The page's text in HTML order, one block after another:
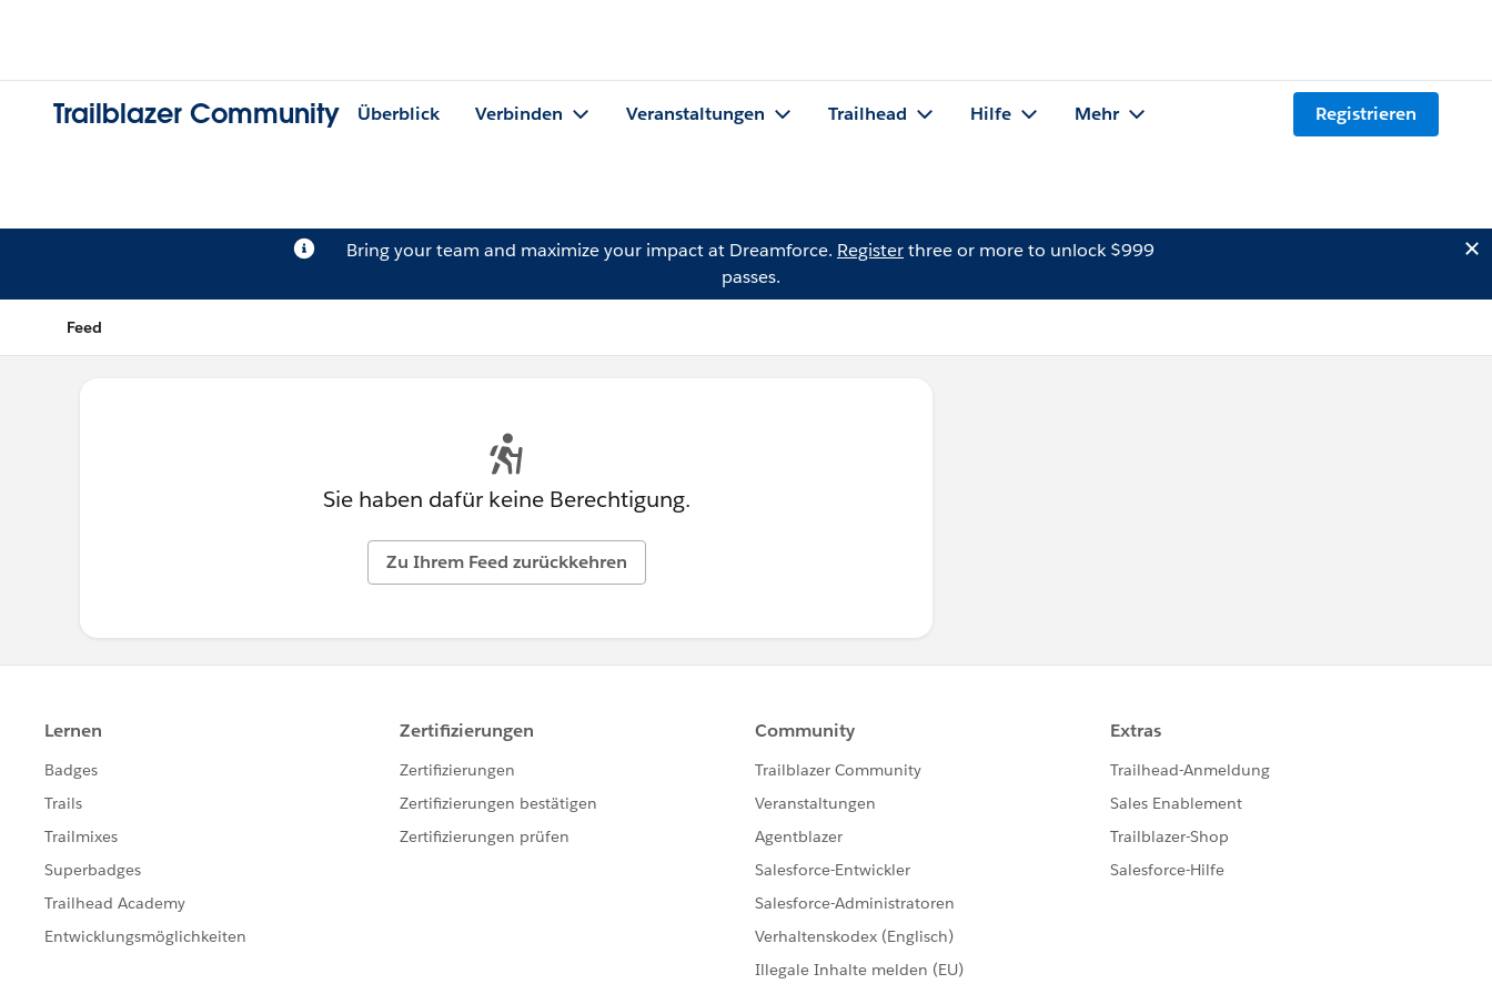
Trailblazer Community Überblick Verbinden Veranstaltungen Trailhead Hilfe Mehr Registrieren
Bring your team and maximize your impact at Dreamforce. Registerthree or more to unlock $999
passes.
Feed
Sie haben dafür keine Berechtigung.
Zu Ihrem Feed zurückkehren